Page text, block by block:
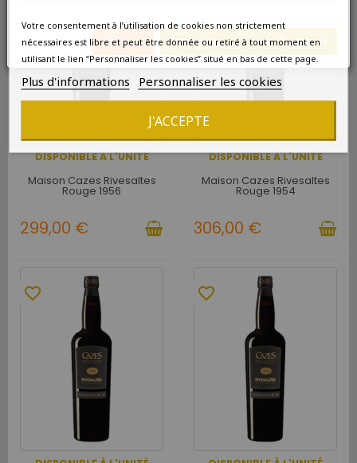
Annuler Enregistrer les modifications
DISPONIBLE À L'UNITÉ
Maison Cazes Rivesaltes
Rouge 1956
299,00 €
DISPONIBLE À L'UNITÉ
Maison Cazes Rivesaltes
Rouge 1954
306,00 €
favorite_border favorite_border
Votre consentement à l’utilisation de cookies non strictement
nécessaires est libre et peut être donnée ou retiré à tout moment en
utilisant le lien “Personnaliser les cookies” situé en bas de cette page.
Plus d'informations Personnaliser les cookies
J'ACCEPTE